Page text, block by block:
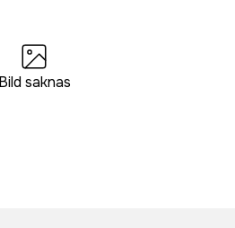
Bild saknas